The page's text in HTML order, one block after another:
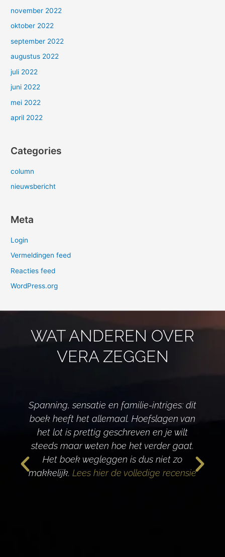
november 2022
oktober 2022
september 2022
augustus 2022
juli 2022
juni 2022
mei 2022
april 2022
Categories
column
nieuwsbericht
Meta
Login
Vermeldingen feed
Reacties feed
WordPress.org
WAT ANDEREN OVER
VERA ZEGGEN
Spanning, sensatie en familie-intriges: dit
boek heeft het allemaal. Hoefslagen van
het lot is prettig geschreven en je wilt
steeds maar weten hoe het verder gaat.
Het boek wegleggen is dus niet zo
makkelijk. Lees hier de volledige recensie